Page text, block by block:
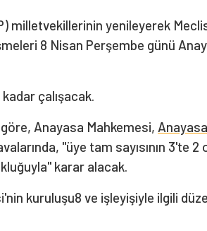
milletvekillerinin yenileyerek
8 Nisan Perşembe günü
çalışacak.
Anayasa Mahkemesi,
"üye tam sayısının 3'te 2
karar alacak.
kuruluşu8 ve işleyişiyle ilgili